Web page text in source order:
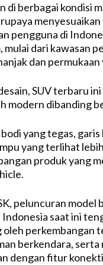
di berbagai kondisi
pengguna di
mulai dari kawasan
dan
SUV terbaru
modern dibanding
yang tegas,
yang terlihat
produk yang
peluncuran model
saat ini
oleh perkembangan
berkendara,
dengan fitur